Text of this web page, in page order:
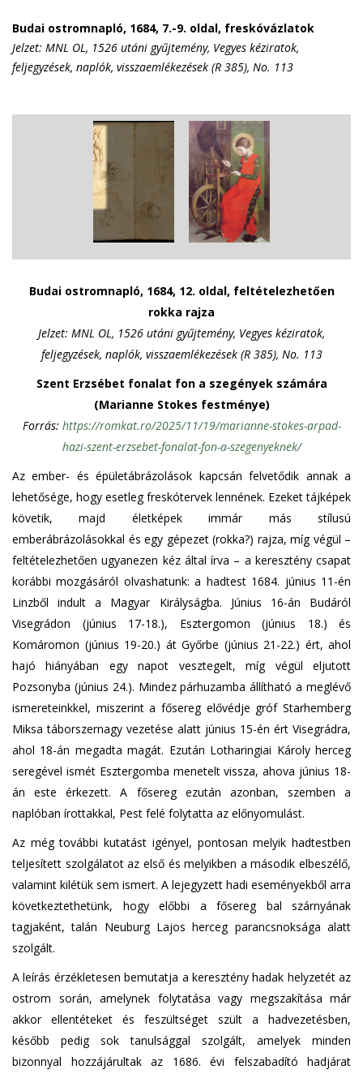
Budai ostromnapló, 1684, 7.-9. oldal, freskóvázlatok
Jelzet: MNL OL, 1526 utáni gyűjtemény, Vegyes kéziratok,
feljegyzések, naplók, visszaemlékezések (R 385), No. 113
Budai ostromnapló, 1684, 12. oldal, feltételezhetően
rokka rajza
Jelzet: MNL OL, 1526 utáni gyűjtemény, Vegyes kéziratok,
feljegyzések, naplók, visszaemlékezések (R 385), No. 113
Szent Erzsébet fonalat fon a szegények számára
(Marianne Stokes festménye)
Forrás: https://romkat.ro/2025/11/19/marianne-stokes-arpad-
hazi-szent-erzsebet-fonalat-fon-a-szegenyeknek/
Az ember- és épületábrázolások kapcsán felvetődik annak a
lehetősége, hogy esetleg freskótervek lennének. Ezeket tájképek
követik, majd életképek immár más stílusú
emberábrázolásokkal és egy gépezet (rokka?) rajza, míg végül –
feltételezhetően ugyanezen kéz által írva – a keresztény csapat
korábbi mozgásáról olvashatunk: a hadtest 1684. június 11-én
Linzből indult a Magyar Királyságba. Június 16-án Budáról
Visegrádon (június 17-18.), Esztergomon (június 18.) és
Komáromon (június 19-20.) át Győrbe (június 21-22.) ért, ahol
hajó hiányában egy napot vesztegelt, míg végül eljutott
Pozsonyba (június 24.). Mindez párhuzamba állítható a meglévő
ismereteinkkel, miszerint a fősereg elővédje gróf Starhemberg
Miksa táborszernagy vezetése alatt június 15-én ért Visegrádra,
ahol 18-án megadta magát. Ezután Lotharingiai Károly herceg
seregével ismét Esztergomba menetelt vissza, ahova június 18-
án este érkezett. A fősereg ezután azonban, szemben a
naplóban írottakkal, Pest felé folytatta az előnyomulást.
Az még további kutatást igényel, pontosan melyik hadtestben
teljesített szolgálatot az első és melyikben a második elbeszélő,
valamint kilétük sem ismert. A lejegyzett hadi eseményekből arra
következtethetünk, hogy előbbi a fősereg bal szárnyának
tagjaként, talán Neuburg Lajos herceg parancsnoksága alatt
szolgált.
A leírás érzékletesen bemutatja a keresztény hadak helyzetét az
ostrom során, amelynek folytatása vagy megszakítása már
akkor ellentéteket és feszültséget szült a hadvezetésben,
később pedig sok tanulsággal szolgált, amelyek minden
bizonnyal hozzájárultak az 1686. évi felszabadító hadjárat